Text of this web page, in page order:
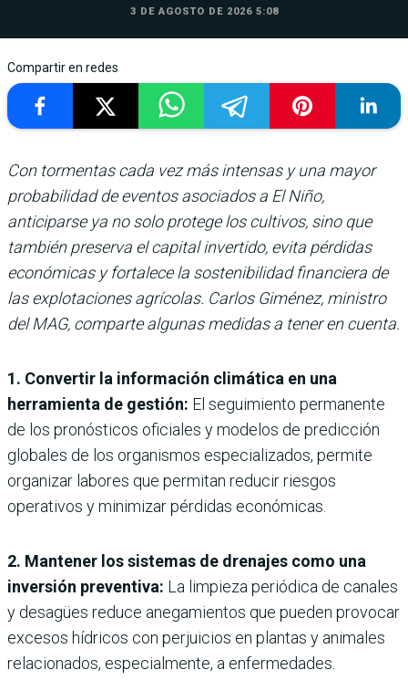
3 DE AGOSTO DE 2026 5:08
Compartir en redes
Con tormentas cada vez más intensas y una mayor
probabilidad de eventos asociados a El Niño,
anticiparse ya no solo protege los cultivos, sino que
también preserva el capital invertido, evita pérdidas
económicas y fortalece la sostenibilidad financiera de
las explotaciones agrícolas. Carlos Giménez, ministro
del MAG, comparte algunas medidas a tener en cuenta.
1. Convertir la información climática en una
herramienta de gestión: El seguimiento permanente
de los pronósticos oficiales y modelos de predicción
globales de los organismos especializados, permite
organizar labores que permitan reducir riesgos
operativos y minimizar pérdidas económicas.
2. Mantener los sistemas de drenajes como una
inversión preventiva: La limpieza periódica de canales
y desagües reduce anegamientos que pueden provocar
excesos hídricos con perjuicios en plantas y animales
relacionados, especialmente, a enfermedades.